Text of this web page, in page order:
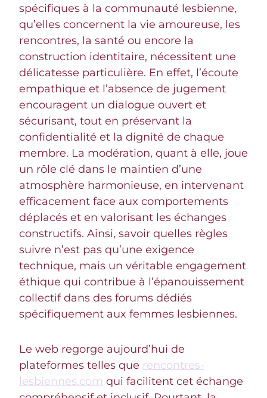
spécifiques à la communauté lesbienne,
qu’elles concernent la vie amoureuse, les
rencontres, la santé ou encore la
construction identitaire, nécessitent une
délicatesse particulière. En effet, l’écoute
empathique et l’absence de jugement
encouragent un dialogue ouvert et
sécurisant, tout en préservant la
confidentialité et la dignité de chaque
membre. La modération, quant à elle, joue
un rôle clé dans le maintien d’une
atmosphère harmonieuse, en intervenant
efficacement face aux comportements
déplacés et en valorisant les échanges
constructifs. Ainsi, savoir quelles règles
suivre n’est pas qu’une exigence
technique, mais un véritable engagement
éthique qui contribue à l’épanouissement
collectif dans des forums dédiés
spécifiquement aux femmes lesbiennes.
Le web regorge aujourd’hui de
plateformes telles que rencontres-
lesbiennes.com qui facilitent cet échange